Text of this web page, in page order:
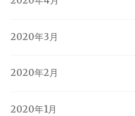
2020年3月
2020年2月
2020年1月